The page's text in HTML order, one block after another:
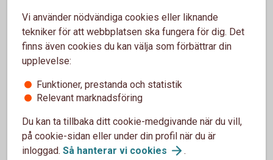
länge ni varit det och om ni har gemensamma barn eller inte.
Det enda sättet för er att ärva varandra är att skriva ett
testamente. Om ni är sambos kan det vara en god idé att gå
igenom hela er livssituation med en erfaren jurist. På så
separera eller om någon av er skulle gå bort.
Vi använder nödvändiga cookies eller liknande
tekniker för att webbplatsen ska fungera för dig. Det
finns även cookies du kan välja som förbättrar din
upplevelse:
Funktioner, prestanda och statistik
Relevant marknadsföring
Du kan ta tillbaka ditt cookie-medgivande när du vill,
på cookie-sidan eller under din profil när du är
inloggad. Så hanterar vi cookies .